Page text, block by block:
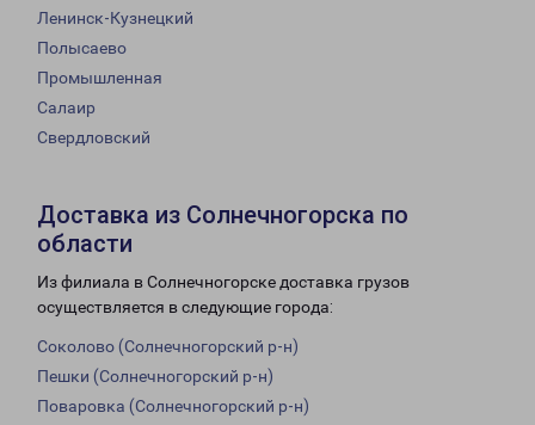
Ленинск-Кузнецкий
Полысаево
Промышленная
Салаир
Свердловский
Доставка из Солнечногорска по
области
Из филиала в Солнечногорске доставка грузов
осуществляется в следующие города:
Соколово (Солнечногорский р-н)
Пешки (Солнечногорский р-н)
Поваровка (Солнечногорский р-н)